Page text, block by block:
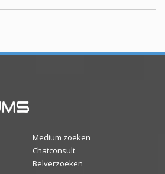
Medium zoeken
Chatconsult
Belverzoeken